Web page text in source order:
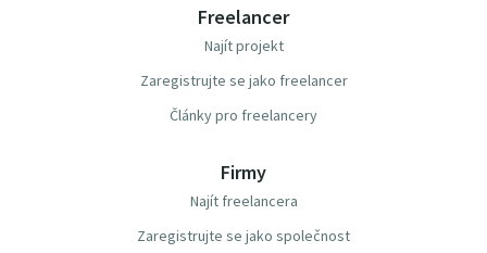
Freelancer
Najít projekt
Zaregistrujte se jako freelancer
Články pro freelancery
Firmy
Najít freelancera
Zaregistrujte se jako společnost